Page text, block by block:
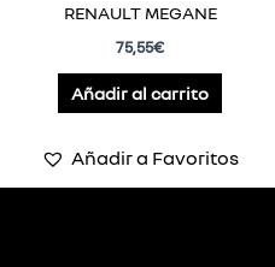
RENAULT MEGANE
75,55€
Añadir al carrito
Añadir a Favoritos